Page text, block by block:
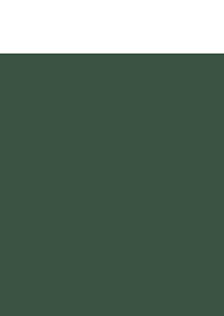
【婚禮必備！選